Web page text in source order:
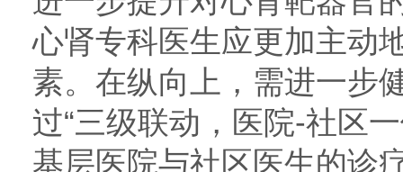
心肾专科医生应更加主动
素。在纵向上，需进一步
过“三级联动，医院-社区
基层医院与社区医生的诊